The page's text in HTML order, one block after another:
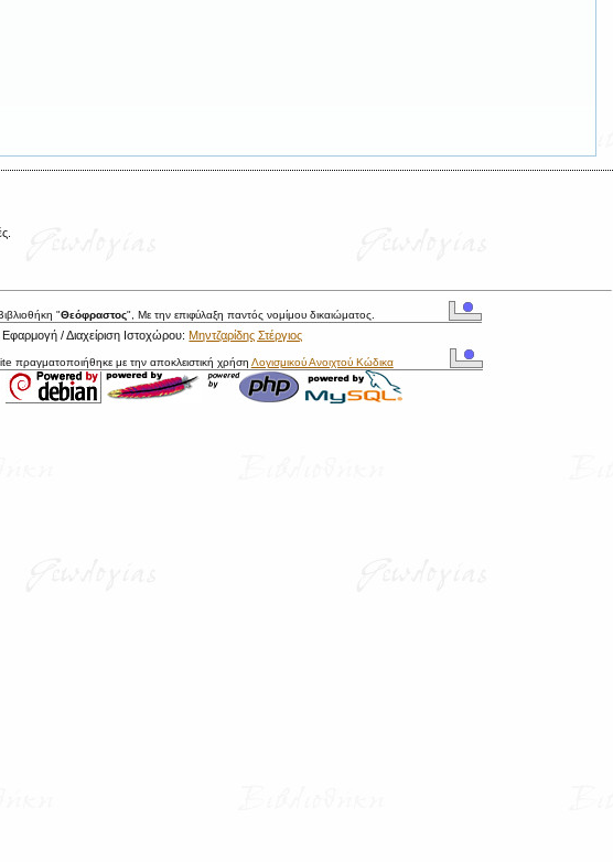
"Θεόφραστος", Με την επιφύλαξη παντός νομίμου δικαιώματος.
Εφαρμογή / Διαχείριση Ιστοχώρου:Μηντζαρίδης Στέργιος
πραγματοποιήθηκε με την αποκλειστική χρήση Λογισμικού Ανοιχτού Κώδικα